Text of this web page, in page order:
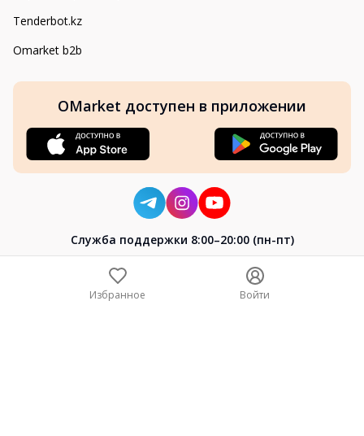
Tenderbot.kz
Omarket b2b
OMarket доступен в приложении
Cлужба поддержки 8:00–20:00 (пн-пт)
Избранное Войти